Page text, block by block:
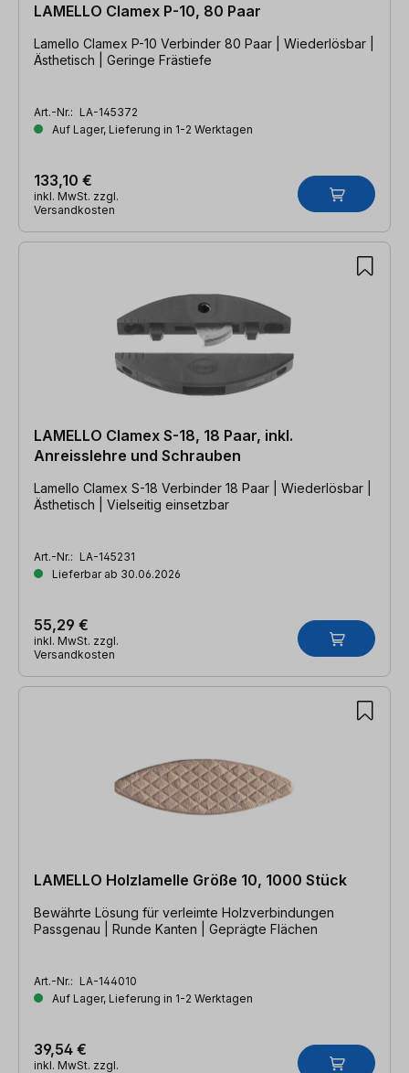
LAMELLO Clamex P-10, 80 Paar
Lamello Clamex P-10 Verbinder 80 Paar | Wiederlösbar |
Ästhetisch | Geringe Frästiefe
Art.-Nr.: LA-145372
Auf Lager, Lieferung in 1-2 Werktagen
133,10 €
inkl. MwSt. zzgl.
Versandkosten
LAMELLO Clamex S-18, 18 Paar, inkl.
Anreisslehre und Schrauben
Lamello Clamex S-18 Verbinder 18 Paar | Wiederlösbar |
Ästhetisch | Vielseitig einsetzbar
Art.-Nr.: LA-145231
Lieferbar ab 30.06.2026
55,29 €
inkl. MwSt. zzgl.
Versandkosten
LAMELLO Holzlamelle Größe 10, 1000 Stück
Bewährte Lösung für verleimte Holzverbindungen
Passgenau | Runde Kanten | Geprägte Flächen
Art.-Nr.: LA-144010
Auf Lager, Lieferung in 1-2 Werktagen
39,54 €
inkl. MwSt. zzgl.